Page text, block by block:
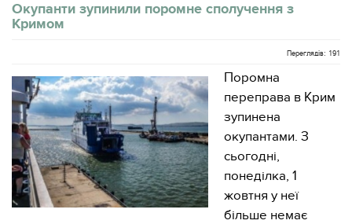
Окупанти зупинили поромне сполучення з
Кримом
Переглядів: 191
Поромна
переправа в Крим
зупинена
окупантами. З
сьогодні,
понеділка, 1
жовтня у неї
більше немає